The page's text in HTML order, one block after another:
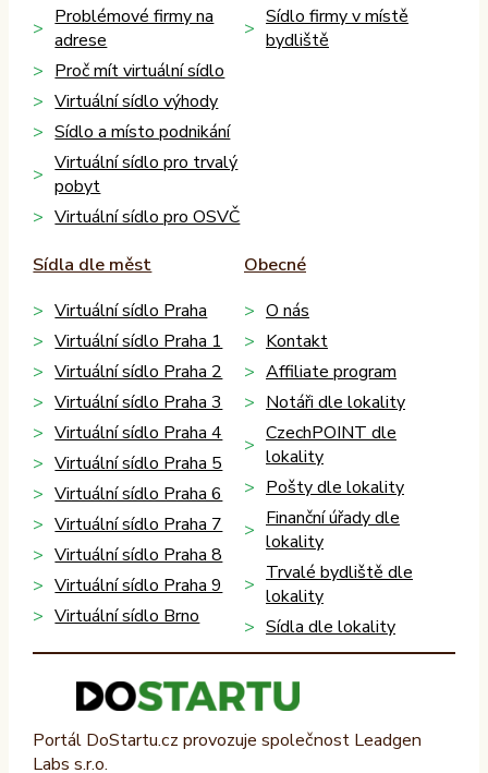
Problémové firmy na
adrese
Proč mít virtuální sídlo
Virtuální sídlo výhody
Sídlo a místo podnikání
Virtuální sídlo pro trvalý
pobyt
Virtuální sídlo pro OSVČ
Sídlo firmy v místě
bydliště
Sídla dle měst
Virtuální sídlo Praha
Virtuální sídlo Praha 1
Virtuální sídlo Praha 2
Virtuální sídlo Praha 3
Virtuální sídlo Praha 4
Virtuální sídlo Praha 5
Virtuální sídlo Praha 6
Virtuální sídlo Praha 7
Virtuální sídlo Praha 8
Virtuální sídlo Praha 9
Virtuální sídlo Brno
Obecné
O nás
Kontakt
Affiliate program
Notáři dle lokality
CzechPOINT dle
lokality
Pošty dle lokality
Finanční úřady dle
lokality
Trvalé bydliště dle
lokality
Sídla dle lokality
Portál DoStartu.cz provozuje společnost Leadgen
Labs s.r.o.